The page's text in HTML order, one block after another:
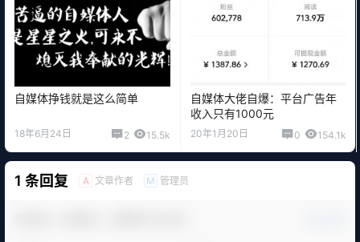
自媒体挣钱就是这么简单
18年6月24日 2 15.5k
自媒体大佬自爆：平台广告年
收入只有1000元
20年1月20日 0 154.1k
1 条回复 A 文章作者 M 管理员